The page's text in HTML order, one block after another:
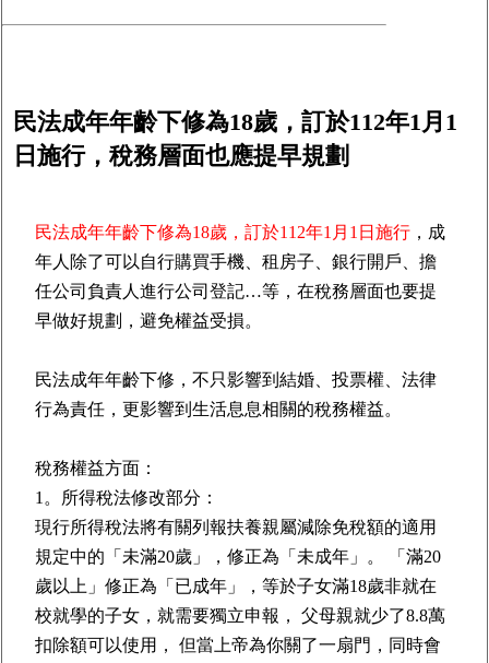
民法成年年齡下修為18歲，訂於112年1月1
日施行，稅務層面也應提早規劃
民法成年年齡下修為18歲，訂於112年1月1日施行 ，成
年人除了可以自行購買手機、租房子、銀行開戶、擔
任公司負責人進行公司登記…等，在稅務層面也要提
早做好規劃，避免權益受損。
民法成年年齡下修，不只影響到結婚、投票權、法律
行為責任，更影響到生活息息相關的稅務權益。
稅務權益方面：
1。所得稅法修改部分：
現行所得稅法將有關列報扶養親屬減除免稅額的適用
規定中的「未滿20歲」，修正為「未成年」。 「滿20
歲以上」修正為「已成年」，等於子女滿18歲非就在
校就學的子女，就需要獨立申報， 父母親就少了8.8萬
扣除額可以使用， 但當上帝為你關了一扇門，同時會